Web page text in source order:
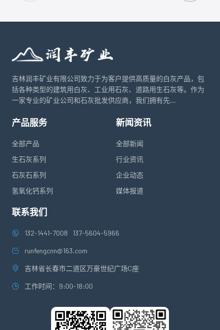
吉林润丰矿业有限公司致力于为客户提供高质量的白灰产品，包
括各种类型的建筑用白灰、工业用石灰、道路用生石灰等。作为
一家专业的矿业公司和石灰批发供应商，我们拥有先...
产品服务
全部产品
生石灰系列
石灰石系列
氢氧化钙系列
新闻资讯
全部新闻
行业资讯
企业动态
媒体报道
联系我们
132-1441-7008 137-5604-5966
runfengcnn@163.com
吉林省长春市二道区万豪世纪广场C座
工作时间：9:00-18:00